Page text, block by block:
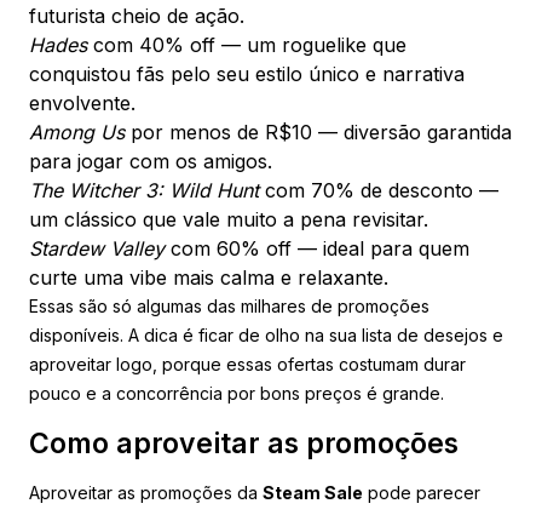
futurista cheio de ação.
Hadescom 40% off — um roguelike que
conquistou fãs pelo seu estilo único e narrativa
envolvente.
Among Uspor menos de R$10 — diversão garantida
para jogar com os amigos.
The Witcher 3: Wild Huntcom 70% de desconto —
um clássico que vale muito a pena revisitar.
Stardew Valleycom 60% off — ideal para quem
curte uma vibe mais calma e relaxante.
Essas são só algumas das milhares de promoções
disponíveis. A dica é ficar de olho na sua lista de desejos e
aproveitar logo, porque essas ofertas costumam durar
pouco e a concorrência por bons preços é grande.
Como aproveitar as promoções
Aproveitar as promoções da Steam Sale pode parecer